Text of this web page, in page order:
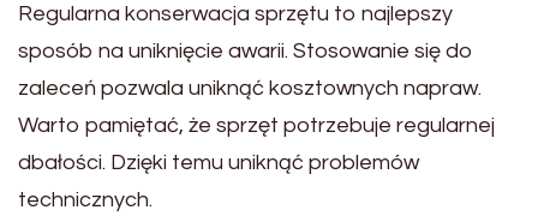
Regularna konserwacja sprzętu to najlepszy
sposób na uniknięcie awarii. Stosowanie się do
zaleceń pozwala uniknąć kosztownych napraw.
Warto pamiętać, że sprzęt potrzebuje regularnej
dbałości. Dzięki temu uniknąć problemów
technicznych.